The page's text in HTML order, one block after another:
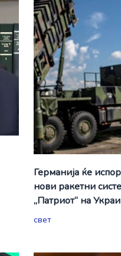
Германија ќе
нови ракетни
„Патриот“ на
свет